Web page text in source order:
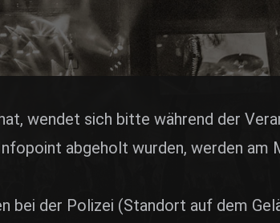
wendet sich bitte während der
abgeholt wurden, werden am
bei der Polizei (Standort auf dem